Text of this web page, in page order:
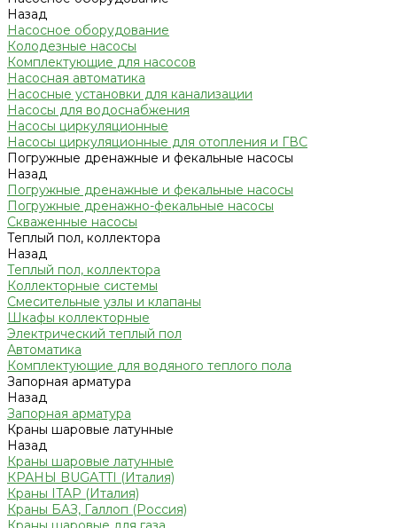
Назад
Насосное оборудование
Колодезные насосы
Комплектующие для насосов
Насосная автоматика
Насосные установки для канализации
Насосы для водоснабжения
Насосы циркуляционные
Насосы циркуляционные для отопления и ГВС
Погружные дренажные и фекальные насосы
Назад
Погружные дренажные и фекальные насосы
Погружные дренажно-фекальные насосы
Скваженные насосы
Теплый пол, коллектора
Назад
Теплый пол, коллектора
Коллекторные системы
Смесительные узлы и клапаны
Шкафы коллекторные
Электрический теплый пол
Автоматика
Комплектующие для водяного теплого пола
Запорная арматура
Назад
Запорная арматура
Краны шаровые латунные
Назад
Краны шаровые латунные
КРАНЫ BUGATTI (Италия)
Краны ITAP (Италия)
Краны БАЗ, Галлоп (Россия)